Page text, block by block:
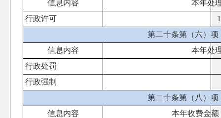
信息内容
本年处
行政许可
第二十条第（六）项
信息内容
本年处
行政处罚
行政强制
第二十条第（八）项
信息内容
本年收费金